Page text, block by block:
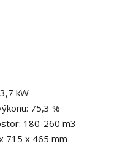
kW
75,3 %
180-260 m3
715 x 465 mm